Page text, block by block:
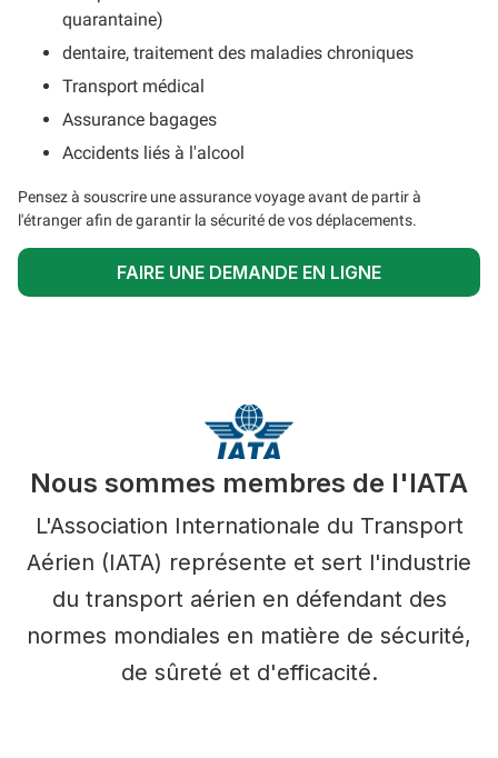
quarantaine)
dentaire, traitement des maladies chroniques
Transport médical
Assurance bagages
Accidents liés à l'alcool
Pensez à souscrire une assurance voyage avant de partir à
l'étranger afin de garantir la sécurité de vos déplacements.
FAIRE UNE DEMANDE EN LIGNE
Nous sommes membres de l'IATA
L'Association Internationale du Transport
Aérien (IATA) représente et sert l'industrie
du transport aérien en défendant des
normes mondiales en matière de sécurité,
de sûreté et d'efficacité.